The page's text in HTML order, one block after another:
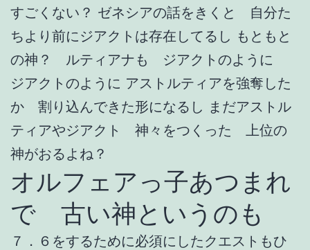
すごくない？ ゼネシアの話をきくと 自分た
ちより前にジアクトは存在してるし もともと
の神？ ルティアナも ジアクトのように
ジアクトのように アストルティアを強奪した
か 割り込んできた形になるし まだアストル
ティアやジアクト 神々をつくった 上位の
神がおるよね？
オルフェアっ子あつまれ
で 古い神というのも
７．６をするために必須にしたクエストもひ